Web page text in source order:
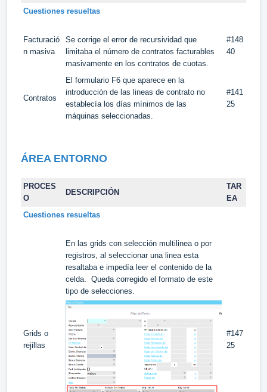
Cuestiones resueltas
Facturació
n masiva
Se corrige el error de recursividad que
limitaba el número de contratos facturables
masivamente en los contratos de cuotas.
#148
40
Contratos
El formulario F6 que aparece en la
introducción de las lineas de contrato no
establecía los días mínimos de las
máquinas seleccionadas.
#141
25
ÁREA ENTORNO
PROCES
O
DESCRIPCIÓN
TAR
EA
Cuestiones resueltas
Grids o
rejillas
En las grids con selección multilinea o por
registros, al seleccionar una linea esta
resaltaba e impedía leer el contenido de la
celda. Queda corregido el formato de este
tipo de selecciones.
#147
25